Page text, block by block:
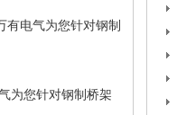
有电气为您针对钢制
为您针对钢制桥架